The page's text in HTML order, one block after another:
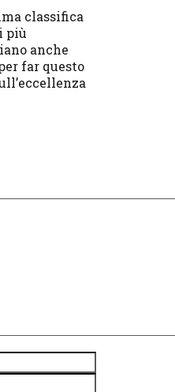
classifica
più
anche
far questo